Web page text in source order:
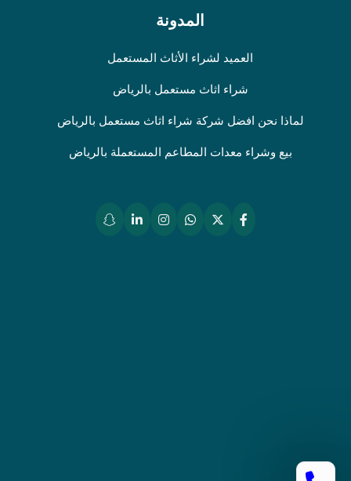
المدونة
العميد لشراء الأثاث المستعمل
شراء اثاث مستعمل بالرياض
لماذا نحن افضل شركة شراء اثاث مستعمل بالرياض
بيع وشراء معدات المطاعم المستعملة بالرياض